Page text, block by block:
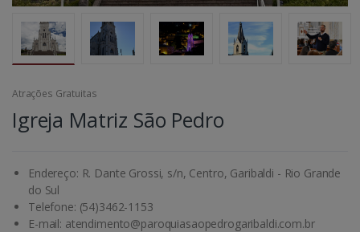
Atrações Gratuitas
Igreja Matriz São Pedro
Endereço: R. Dante Grossi, s/n, Centro, Garibaldi - Rio Grande
do Sul
Telefone: (54)3462-1153
E-mail: atendimento@paroquiasaopedrogaribaldi.com.br